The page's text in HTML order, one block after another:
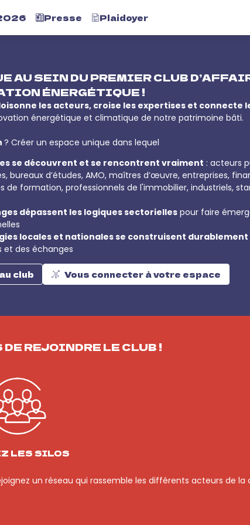
Presse Plaidoyer
AU SEIN DU PREMIER CLUB
ÉNERGÉTIQUE !
les acteurs, croise les expertises et connecte
énergétique et climatique de notre patrimoine bâti.
? Créer un espace unique dans lequel
se découvrent et se rencontrent vraiment : acteurs
bureaux d’études, AMO, maîtres d’œuvre, entreprises,
de formation, professionnels de l'immobilier, industriels,
dépassent les logiques sectorielles pour faire
locales et nationales se construisent
et des échanges
club Vous connecter à votre espace
REJOINDRE LE CLUB !
LES SILOS
un réseau qui rassemble les différents acteurs de la